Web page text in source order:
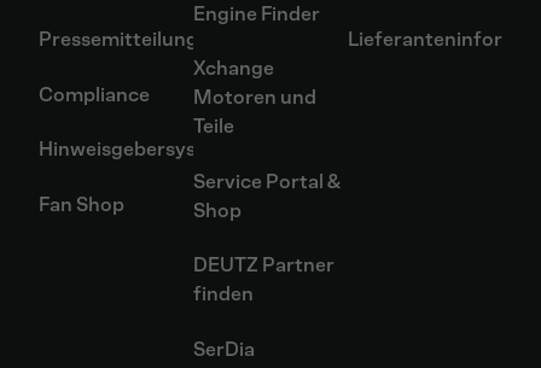
Pressemitteilungen
Compliance
Hinweisgebersystem
Fan Shop
Engine Finder
Xchange
Motoren und
Teile
Service Portal &
Shop
DEUTZ Partner
finden
SerDia